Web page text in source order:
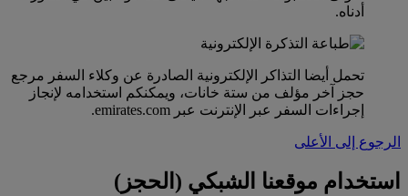
أدناه.
تحمل أيضا التذاكر الإلكترونية الصادرة عن وكلاء السفر مرجع
حجز آخر مؤلف من ستة خانات، ويمكنكم استخدامه لإنجاز
إجراءات السفر عبر الإنترنت عبر emirates.com.
الرجوع إلى الأعلى
استخدام موقعنا الشبكي (الحجز)